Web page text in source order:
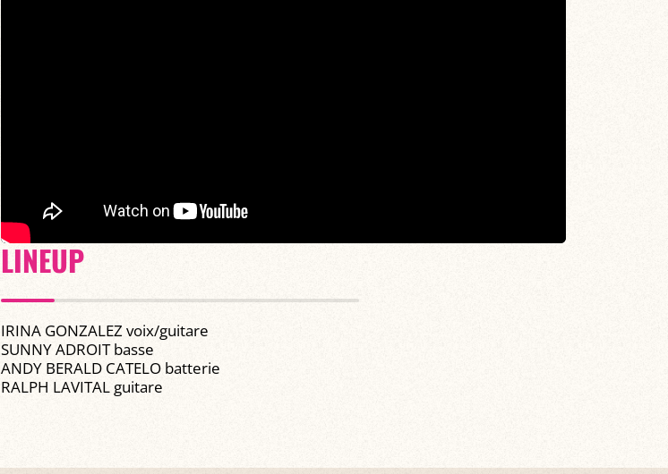
LINEUP
IRINA GONZALEZ voix/guitare
SUNNY ADROIT basse
ANDY BERALD CATELO batterie
RALPH LAVITAL guitare